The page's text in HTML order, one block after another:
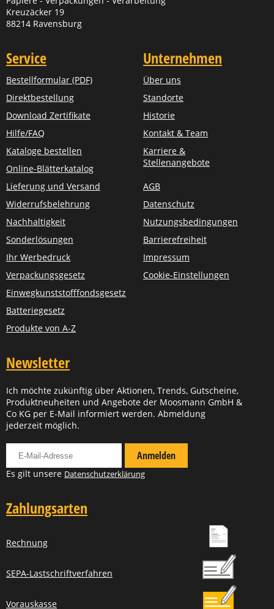
Kreuzäcker 19
88214 Ravensburg
Service
Bestellformular (PDF)
Direktbestellung
Download Zertifikate
Hilfe/FAQ
Kataloge bestellen
Online-Blätterkatalog
Lieferung und Versand
Widerrufsbelehrung
Nachhaltigkeit
Sonderlösungen
Ihr Werbedruck
Verpackungsgesetz
Einwegkunststofffondsgesetz
Batteriegesetz
Produkte von A-Z
Unternehmen
Über uns
Standorte
Historie
Kontakt & Team
Karriere &
Stellenangebote
AGB
Datenschutz
Nutzungsbedingungen
Barrierefreiheit
Impressum
Cookie-Einstellungen
Newsletter
Ich möchte zukünftig über Aktionen, Trends, Gutscheine,
Produktneuheiten und Angebote der Moosmann GmbH &
Co KG per E-Mail informiert werden. Abmeldung
jederzeit möglich.
Anmelden
Es gilt unsere Datenschutzerklärung
Zahlungsarten
Rechnung
SEPA-Lastschriftverfahren
Vorauskasse